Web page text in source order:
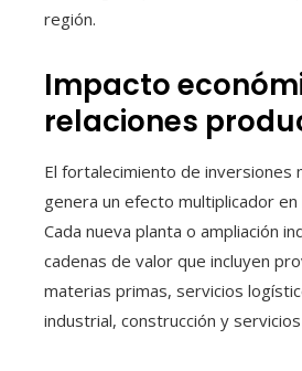
región.
Impacto
relaciones
El fortalecimiento de inversiones
genera un efecto multiplicador en
Cada nueva planta o ampliación
cadenas de valor que incluyen
materias primas, servicios
industrial, construcción y